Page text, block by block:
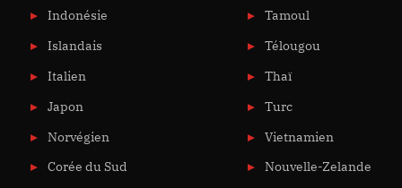
Indonésie
Islandais
Italien
Japon
Norvégien
Corée du Sud
Tamoul
Télougou
Thaï
Turc
Vietnamien
Nouvelle-Zelande